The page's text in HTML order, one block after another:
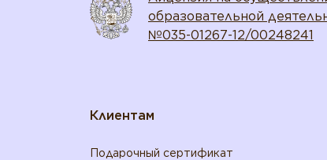
образовательной
№035-01267-12/00248241
Клиентам
Подарочный сертификат